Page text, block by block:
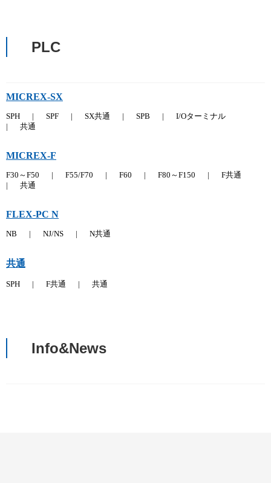
PLC
MICREX-SX
SPH SPF SX共通 SPB
I/Oターミナル
共通
MICREX-F
F30～F50 F55/F70 F60 F80～F150
F共通
共通
FLEX-PC N
NB NJ/NS N共通
共通
SPH F共通 共通
Info&News